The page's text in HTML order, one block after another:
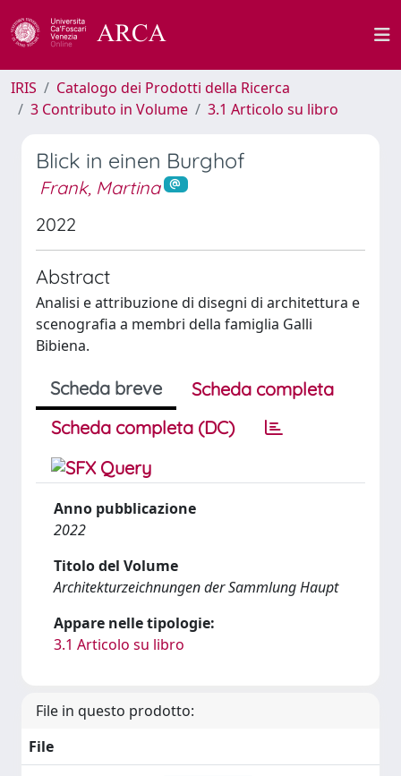
IRIS
Catalogo dei Prodotti della Ricerca
3 Contributo in Volume
3.1 Articolo su libro
Blick in einen Burghof
Frank, Martina
2022
Abstract
Analisi e attribuzione di disegni di architettura e
scenografia a membri della famiglia Galli
Bibiena.
Scheda breve
Scheda completa
Scheda completa (DC)
Anno pubblicazione
2022
Titolo del Volume
Architekturzeichnungen der Sammlung Haupt
Appare nelle tipologie:
3.1 Articolo su libro
File in questo prodotto:
File